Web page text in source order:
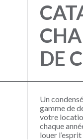
DE
Un
gamme de
votre
chaque
louer